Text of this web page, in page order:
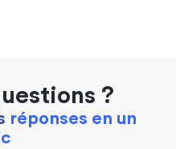
?
réponses en un